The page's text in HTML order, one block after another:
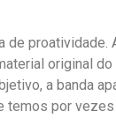
de
original
a banda
por